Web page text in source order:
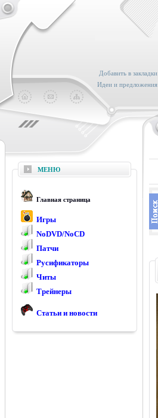
Добавить в закладки
Идеи и предложения
МЕНЮ
Главная страница
Игры
NoDVD/NoCD
Патчи
Русификаторы
Читы
Трейнеры
Статьи и новости